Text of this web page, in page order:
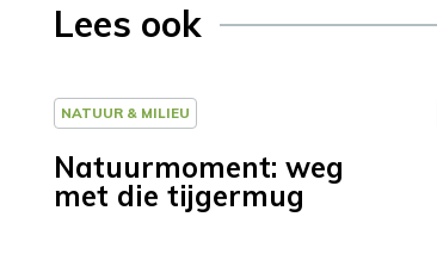
Lees ook
NATUUR & MILIEU
Natuurmoment: weg
met die tijgermug